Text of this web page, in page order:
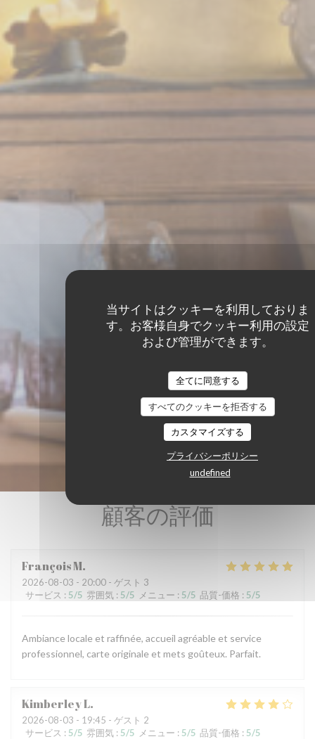
当サイトはクッキーを利用しておりま
す。お客様自身でクッキー利用の設定
および管理ができます。
全てに同意する
すべてのクッキーを拒否する
カスタマイズする
プライバシーポリシー
undefined
顧客の評価
FrançoisM
2026-08-03 - 20:00 - ゲスト 3
サービス : 5/5 雰囲気 : 5/5 メニュー : 5/5 品質-価格 : 5/5
Ambiance locale et raffinée, accueil agréable et service
professionnel, carte originale et mets goûteux. Parfait.
KimberleyL
2026-08-03 - 19:45 - ゲスト 2
サービス : 5/5 雰囲気 : 5/5 メニュー : 5/5 品質-価格 : 5/5